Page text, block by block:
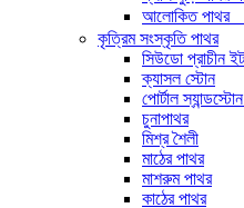
আলোকিত পাথর
কৃত্রিম সংস্কৃতি পাথর
সিউডো প্রাচীন ইট
ক্যাসল স্টোন
পোর্টাল স্যান্ডস্টোন
চুনাপাথর
মিশ্র শৈলী
মাঠের পাথর
মাশরুম পাথর
কাঠের পাথর